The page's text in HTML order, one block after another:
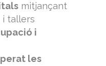
mitjançant
i tallers
i
les